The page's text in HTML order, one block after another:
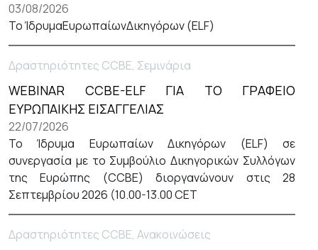
03/08/2026
Το ΊδρυμαΕυρωπαίωνΔικηγόρων (ELF)
Δραστηριότητες CCBE, Σεμινάρια
WEBINAR CCBE-ELF ΓΙΑ ΤΟ ΓΡΑΦΕΙΟ
ΕΥΡΩΠΑΙΚΗΣ ΕΙΣΑΓΓΕΛΙΑΣ
22/07/2026
Το Ίδρυμα Ευρωπαίων Δικηγόρων (ELF) σε
συνεργασία με το Συμβούλιο Δικηγορικών Συλλόγων
της Ευρώπης (CCBE) διοργανώνουν στις 28
Σεπτεμβρίου 2026 (10.00-13.00 CET
Δραστηριότητες CCBE, Ανακοινώσεις